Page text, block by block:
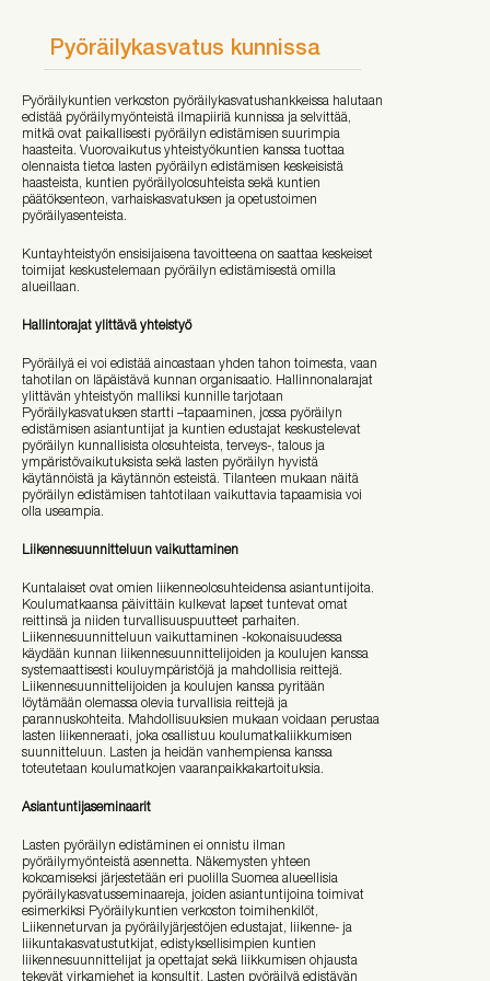
Pyöräilykasvatus kunnissa
Pyöräilykuntien verkoston pyöräilykasvatushankkeissa halutaan
edistää pyöräilymyönteistä ilmapiiriä kunnissa ja selvittää,
mitkä ovat paikallisesti pyöräilyn edistämisen suurimpia
haasteita. Vuorovaikutus yhteistyökuntien kanssa tuottaa
olennaista tietoa lasten pyöräilyn edistämisen keskeisistä
haasteista, kuntien pyöräilyolosuhteista sekä kuntien
päätöksenteon, varhaiskasvatuksen ja opetustoimen
pyöräilyasenteista.
Kuntayhteistyön ensisijaisena tavoitteena on saattaa keskeiset
toimijat keskustelemaan pyöräilyn edistämisestä omilla
alueillaan.
Hallintorajat ylittävä yhteistyö
Pyöräilyä ei voi edistää ainoastaan yhden tahon toimesta, vaan
tahotilan on läpäistävä kunnan organisaatio. Hallinnonalarajat
ylittävän yhteistyön malliksi kunnille tarjotaan
Pyöräilykasvatuksen startti –tapaaminen, jossa pyöräilyn
edistämisen asiantuntijat ja kuntien edustajat keskustelevat
pyöräilyn kunnallisista olosuhteista, terveys-, talous ja
ympäristövaikutuksista sekä lasten pyöräilyn hyvistä
käytännöistä ja käytännön esteistä. Tilanteen mukaan näitä
pyöräilyn edistämisen tahtotilaan vaikuttavia tapaamisia voi
olla useampia.
Liikennesuunnitteluun vaikuttaminen
Kuntalaiset ovat omien liikenneolosuhteidensa asiantuntijoita.
Koulumatkaansa päivittäin kulkevat lapset tuntevat omat
reittinsä ja niiden turvallisuuspuutteet parhaiten.
Liikennesuunnitteluun vaikuttaminen -kokonaisuudessa
käydään kunnan liikennesuunnittelijoiden ja koulujen kanssa
systemaattisesti kouluympäristöjä ja mahdollisia reittejä.
Liikennesuunnittelijoiden ja koulujen kanssa pyritään
löytämään olemassa olevia turvallisia reittejä ja
parannuskohteita. Mahdollisuuksien mukaan voidaan perustaa
lasten liikenneraati, joka osallistuu koulumatkaliikkumisen
suunnitteluun. Lasten ja heidän vanhempiensa kanssa
toteutetaan koulumatkojen vaaranpaikkakartoituksia.
Asiantuntijaseminaarit
Lasten pyöräilyn edistäminen ei onnistu ilman
pyöräilymyönteistä asennetta. Näkemysten yhteen
kokoamiseksi järjestetään eri puolilla Suomea alueellisia
pyöräilykasvatusseminaareja, joiden asiantuntijoina toimivat
esimerkiksi Pyöräilykuntien verkoston toimihenkilöt,
Liikenneturvan ja pyöräilyjärjestöjen edustajat, liikenne- ja
liikuntakasvatustutkijat, edistyksellisimpien kuntien
liikennesuunnittelijat ja opettajat sekä liikkumisen ohjausta
tekevät virkamiehet ja konsultit. Lasten pyöräilyä edistävän